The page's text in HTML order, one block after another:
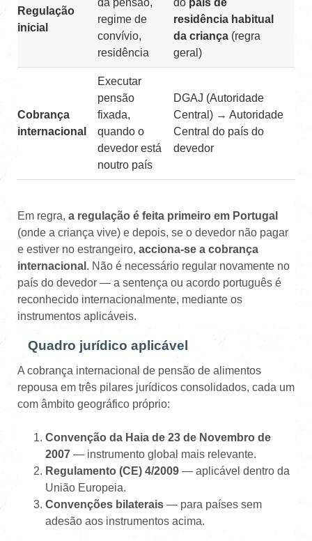
Regulação
inicial
regime de
convívio,
residência
residência habitual
da criança (regra
geral)
Cobrança
internacional
Executar
pensão
fixada,
quando o
devedor está
noutro país
DGAJ (Autoridade
Central) → Autoridade
Central do país do
devedor
Em regra, a regulação é feita primeiro em Portugal
(onde a criança vive) e depois, se o devedor não pagar
e estiver no estrangeiro, acciona-se a cobrança
internacional . Não é necessário regular novamente no
país do devedor — a sentença ou acordo português é
reconhecido internacionalmente, mediante os
instrumentos aplicáveis.
Quadro jurídico aplicável
A cobrança internacional de pensão de alimentos
repousa em três pilares jurídicos consolidados, cada um
com âmbito geográfico próprio:
Convenção da Haia de 23 de Novembro de
2007 — instrumento global mais relevante.
Regulamento (CE) 4/2009 — aplicável dentro da
União Europeia.
Convenções bilaterais — para países sem
adesão aos instrumentos acima.